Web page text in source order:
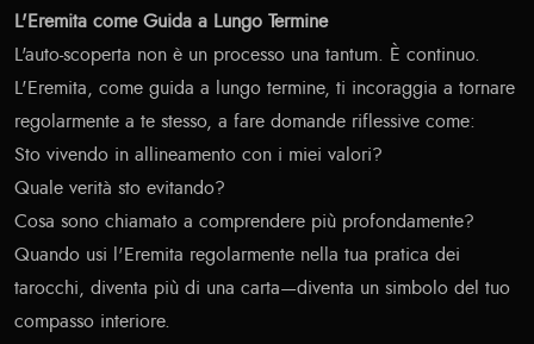
L'Eremita come Guida a Lungo Termine
L'auto-scoperta non è un processo una tantum. È continuo.
L'Eremita, come guida a lungo termine, ti incoraggia a tornare
regolarmente a te stesso, a fare domande riflessive come:
Sto vivendo in allineamento con i miei valori?
Quale verità sto evitando?
Cosa sono chiamato a comprendere più profondamente?
Quando usi l'Eremita regolarmente nella tua pratica dei
tarocchi, diventa più di una carta—diventa un simbolo del tuo
compasso interiore.